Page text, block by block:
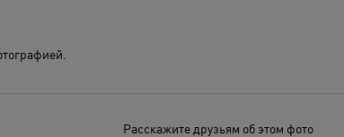
Расскажите друзьям об этом фото